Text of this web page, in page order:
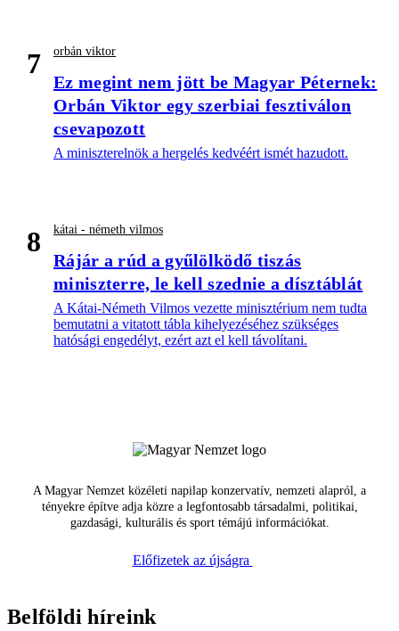
7 orbán viktor
Ez megint nem jött be Magyar Péternek:
Orbán Viktor egy szerbiai fesztiválon
csevapozott
A miniszterelnök a hergelés kedvéért ismét hazudott.
8 kátai - németh vilmos
Rájár a rúd a gyűlölködő tiszás
miniszterre, le kell szednie a dísztáblát
A Kátai-Németh Vilmos vezette minisztérium nem tudta
bemutatni a vitatott tábla kihelyezéséhez szükséges
hatósági engedélyt, ezért azt el kell távolítani.
A Magyar Nemzet közéleti napilap konzervatív, nemzeti alapról, a
tényekre építve adja közre a legfontosabb társadalmi, politikai,
gazdasági, kulturális és sport témájú információkat.
Előfizetek az újságra
Belföldi híreink